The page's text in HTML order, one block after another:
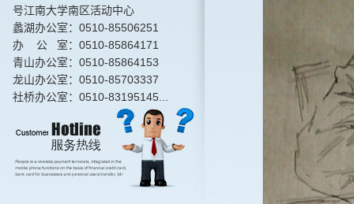
号江南大学南区活动中心
蠡湖办公室：0510-85506251
办 公 室：0510-85864171
青山办公室：0510-85864153
龙山办公室：0510-85703337
社桥办公室：0510-83195145...